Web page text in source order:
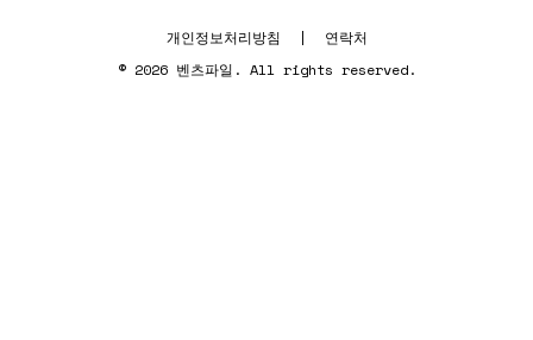
개인정보처리방침 |
연락처
© 2026 벤츠파일. All rights reserved.